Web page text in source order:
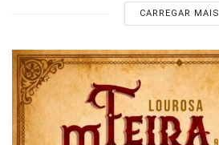
CARREGAR MAIS